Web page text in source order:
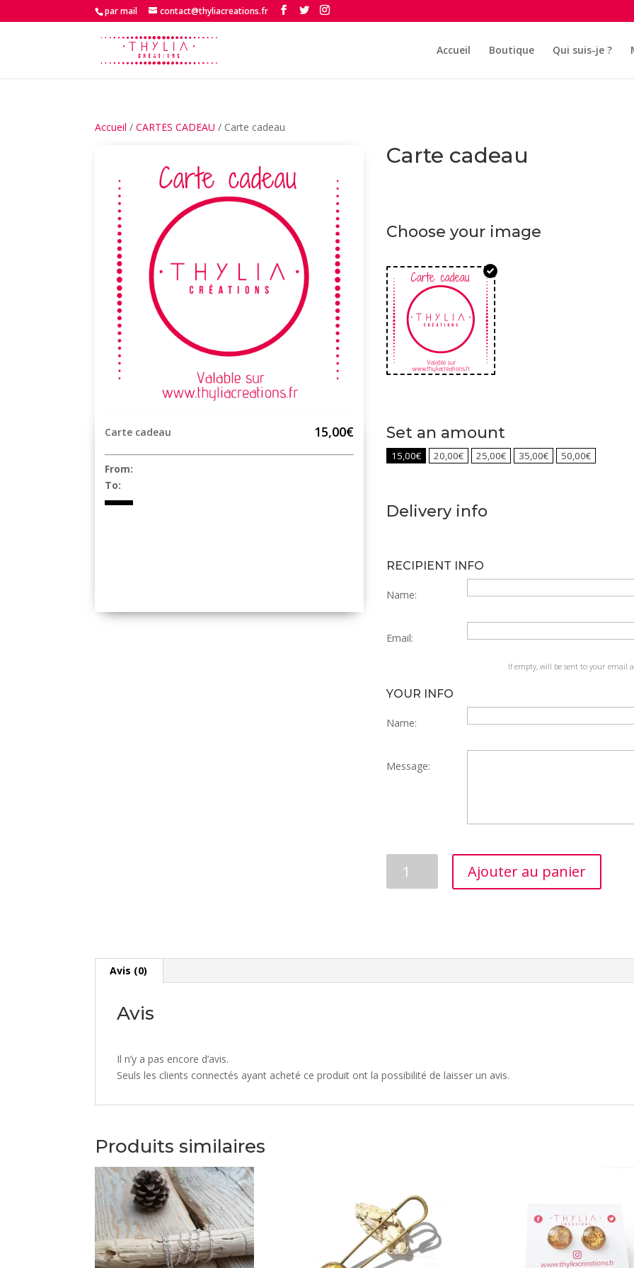
par mail contact@thyliacreations.fr
Accueil Boutique Qui suis-je ?
Accueil /CARTES CADEAU / Carte cadeau
Carte cadeau 15,00€
From:
To:
Carte cadeau
Choose your image
Set an amount
15,00€ 20,00€ 25,00€ 35,00€ 50,00€
Delivery info
RECIPIENT INFO
Name:
Email:
If empty, will be sent to your email
YOUR INFO
Name:
Message:
Ajouter au panier
Avis (0)
Avis
Il n’y a pas encore d’avis.
Seuls les clients connectés ayant acheté ce produit ont la possibilité de laisser un avis.
Produits similaires